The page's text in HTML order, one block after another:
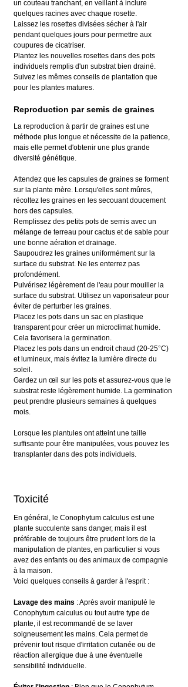
un couteau tranchant, en veillant à inclure
quelques racines avec chaque rosette.
Laissez les rosettes divisées sécher à l'air
pendant quelques jours pour permettre aux
coupures de cicatriser.
Plantez les nouvelles rosettes dans des pots
individuels remplis d'un substrat bien drainé.
Suivez les mêmes conseils de plantation que
pour les plantes matures.
Reproduction par semis de graines
La reproduction à partir de graines est une
méthode plus longue et nécessite de la patience,
mais elle permet d'obtenir une plus grande
diversité génétique.
Attendez que les capsules de graines se forment
sur la plante mère. Lorsqu'elles sont mûres,
récoltez les graines en les secouant doucement
hors des capsules.
Remplissez des petits pots de semis avec un
mélange de terreau pour cactus et de sable pour
une bonne aération et drainage.
Saupoudrez les graines uniformément sur la
surface du substrat. Ne les enterrez pas
profondément.
Pulvérisez légèrement de l'eau pour mouiller la
surface du substrat. Utilisez un vaporisateur pour
éviter de perturber les graines.
Placez les pots dans un sac en plastique
transparent pour créer un microclimat humide.
Cela favorisera la germination.
Placez les pots dans un endroit chaud (20-25°C)
et lumineux, mais évitez la lumière directe du
soleil.
Gardez un œil sur les pots et assurez-vous que le
substrat reste légèrement humide. La germination
peut prendre plusieurs semaines à quelques
mois.
Lorsque les plantules ont atteint une taille
suffisante pour être manipulées, vous pouvez les
transplanter dans des pots individuels.
Toxicité
En général, le Conophytum calculus est une
plante succulente sans danger, mais il est
préférable de toujours être prudent lors de la
manipulation de plantes, en particulier si vous
avez des enfants ou des animaux de compagnie
à la maison.
Voici quelques conseils à garder à l'esprit :
Lavage des mains : Après avoir manipulé le
Conophytum calculus ou tout autre type de
plante, il est recommandé de se laver
soigneusement les mains. Cela permet de
prévenir tout risque d'irritation cutanée ou de
réaction allergique due à une éventuelle
sensibilité individuelle.